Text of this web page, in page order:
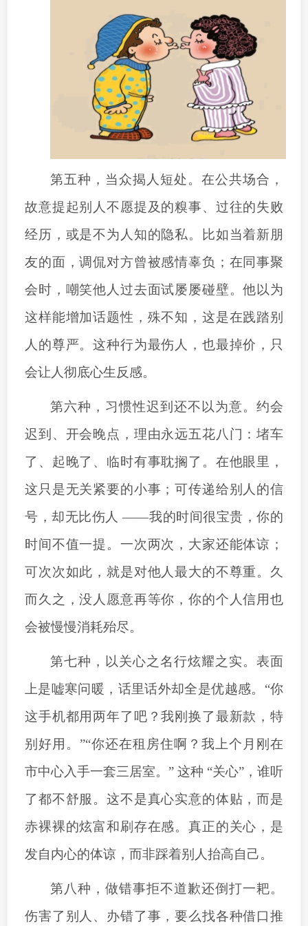
第五种，当众揭人短处。在公共场合，
故意提起别人不愿提及的糗事、过往的失败
经历，或是不为人知的隐私。比如当着新朋
友的面，调侃对方曾被感情辜负；在同事聚
会时，嘲笑他人过去面试屡屡碰壁。他以为
这样能增加话题性，殊不知，这是在践踏别
人的尊严。这种行为最伤人，也最掉价，只
会让人彻底心生反感。
第六种，习惯性迟到还不以为意。约会
迟到、开会晚点，理由永远五花八门：堵车
了、起晚了、临时有事耽搁了。在他眼里，
这只是无关紧要的小事；可传递给别人的信
号，却无比伤人 ——我的时间很宝贵，你的
时间不值一提。一次两次，大家还能体谅；
可次次如此，就是对他人最大的不尊重。久
而久之，没人愿意再等你，你的个人信用也
会被慢慢消耗殆尽。
第七种，以关心之名行炫耀之实。表面
上是嘘寒问暖，话里话外却全是优越感。 “你
这手机都用两年了吧？我刚换了最新款，特
别好用。”“你还在租房住啊？我上个月刚在
市中心入手一套三居室。” 这种 “关心”，谁听
了都不舒服。这不是真心实意的体贴，而是
赤裸裸的炫富和刷存在感。真正的关心，是
发自内心的体谅，而非踩着别人抬高自己。
第八种，做错事拒不道歉还倒打一耙。
伤害了别人、办错了事，要么找各种借口推